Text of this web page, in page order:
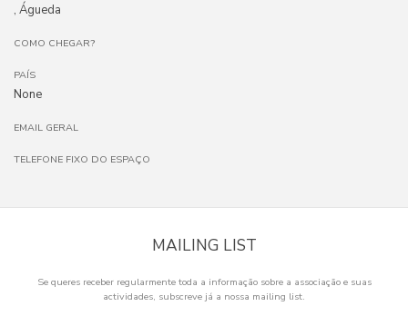
, Águeda
COMO CHEGAR?
PAÍS
None
EMAIL GERAL
TELEFONE FIXO DO ESPAÇO
MAILING LIST
Se queres receber regularmente toda a informação sobre a associação e suas
actividades, subscreve já a nossa mailing list.